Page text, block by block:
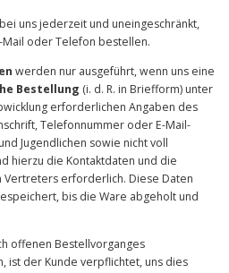
uns jederzeit und uneingeschränkt,
oder Telefon bestellen.
werden nur ausgeführt, wenn uns eine
Bestellung (i. d. R. in Briefform) unter
erforderlichen Angaben des
Telefonnummer oder E-Mail-
Jugendlichen sowie nicht voll
hierzu die Kontaktdaten und die
Vertreters erforderlich. Diese Daten
bis die Ware abgeholt und
offenen Bestellvorganges
ist der Kunde verpflichtet, uns dies